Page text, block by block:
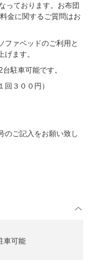
っております。お布団
金に関するご質問はお
ァベッドのご利用と
ます。
駐車可能です。
３００円）
のご記入をお願い致し
可能